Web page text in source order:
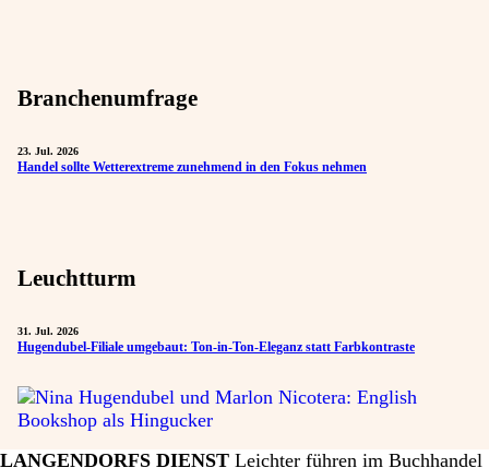
Branchenumfrage
23. Jul. 2026
Handel sollte Wetterextreme zunehmend in den Fokus nehmen
Leuchtturm
31. Jul. 2026
Hugendubel-Filiale umgebaut: Ton-in-Ton-Eleganz statt Farbkontraste
LANGENDORFS DIENST Leichter führen im Buchhandel